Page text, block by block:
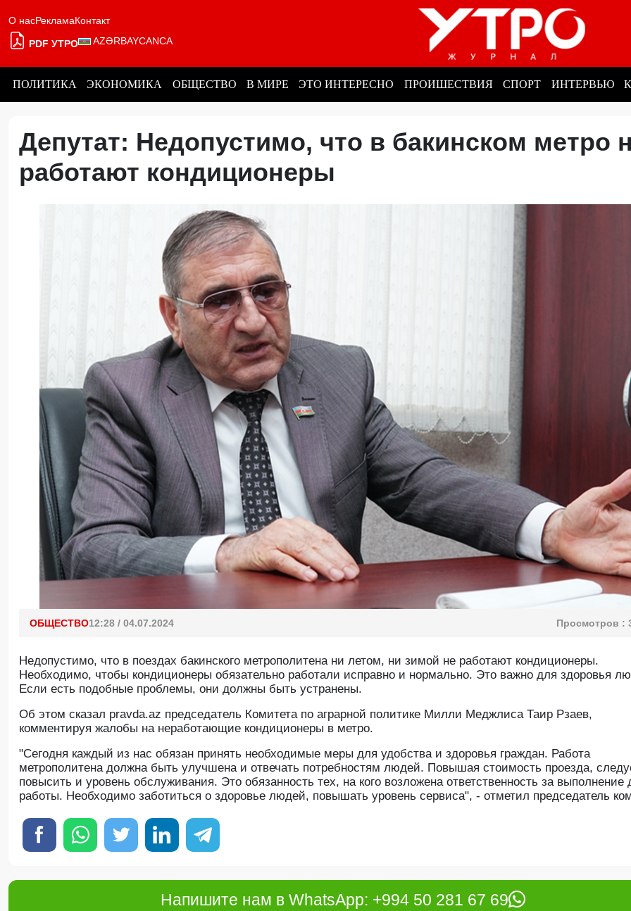
О насРекламаКонтакт
PDF УТРО AZƏRBAYCANCA
ПОЛИТИКА ЭКОНОМИКА ОБЩЕСТВО В МИРЕ ЭТО ИНТЕРЕСНО ПРОИШЕСТВИЯ СПОРТ ИНТЕРВЬЮ
Депутат: Недопустимо, что в бакинском метро
работают кондиционеры
ОБЩЕСТВО12:28 / 04.07.2024 Просмотров :
Недопустимо, что в поездах бакинского метрополитена ни летом, ни зимой не работают кондиционеры.
Необходимо, чтобы кондиционеры обязательно работали исправно и нормально. Это важно для здоровья
Если есть подобные проблемы, они должны быть устранены.
Об этом сказал pravda.az председатель Комитета по аграрной политике Милли Меджлиса Таир Рзаев,
комментируя жалобы на неработающие кондиционеры в метро.
"Сегодня каждый из нас обязан принять необходимые меры для удобства и здоровья граждан. Работа
метрополитена должна быть улучшена и отвечать потребностям людей. Повышая стоимость проезда,
повысить и уровень обслуживания. Это обязанность тех, на кого возложена ответственность за выполнение
работы. Необходимо заботиться о здоровье людей, повышать уровень сервиса", - отметил председатель
Напишите нам в WhatsApp: +994 50 281 67 69